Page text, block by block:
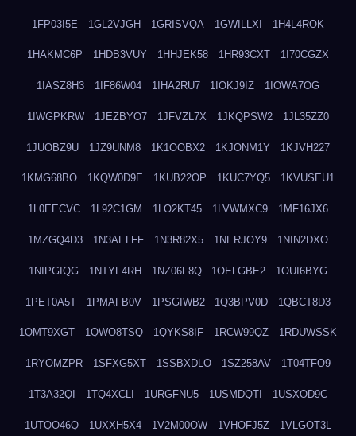
1FP03I5E 1GL2VJGH 1GRISVQA 1GWILLXI 1H4L4ROK
1HAKMC6P 1HDB3VUY 1HHJEK58 1HR93CXT 1I70CGZX
1IASZ8H3 1IF86W04 1IHA2RU7 1IOKJ9IZ 1IOWA7OG
1IWGPKRW 1JEZBYO7 1JFVZL7X 1JKQPSW2 1JL35ZZ0
1JUOBZ9U 1JZ9UNM8 1K1OOBX2 1KJONM1Y 1KJVH227
1KMG68BO 1KQW0D9E 1KUB22OP 1KUC7YQ5 1KVUSEU1
1L0EECVC 1L92C1GM 1LO2KT45 1LVWMXC9 1MF16JX6
1MZGQ4D3 1N3AELFF 1N3R82X5 1NERJOY9 1NIN2DXO
1NIPGIQG 1NTYF4RH 1NZ06F8Q 1OELGBE2 1OUI6BYG
1PET0A5T 1PMAFB0V 1PSGIWB2 1Q3BPV0D 1QBCT8D3
1QMT9XGT 1QWO8TSQ 1QYKS8IF 1RCW99QZ 1RDUWSSK
1RYOMZPR 1SFXG5XT 1SSBXDLO 1SZ258AV 1T04TFO9
1T3A32QI 1TQ4XCLI 1URGFNU5 1USMDQTI 1USXOD9C
1UTQO46Q 1UXXH5X4 1V2M00OW 1VHOFJ5Z 1VLGOT3L